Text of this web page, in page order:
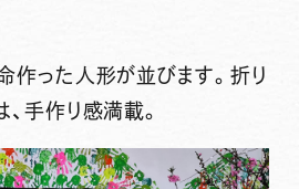
作った人形が並びます。折り
手作り感満載。